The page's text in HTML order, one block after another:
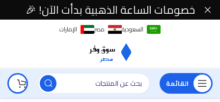
السعودية مصر الإمارات
القائمة
خصومات الساعة الذهبية بدأت الآن! 🎉